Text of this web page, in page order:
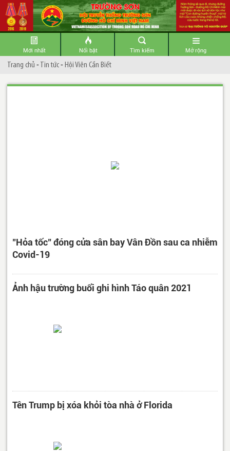
Mới nhất Nổi bật Tìm kiếm Mở rộng
Trang chủ -Tin tức- Hội Viên Cần Biết
"Hỏa tốc" đóng cửa sân bay Vân Đồn sau ca nhiễm
Covid-19
Ảnh hậu trường buổi ghi hình Táo quân 2021
Tên Trump bị xóa khỏi tòa nhà ở Florida